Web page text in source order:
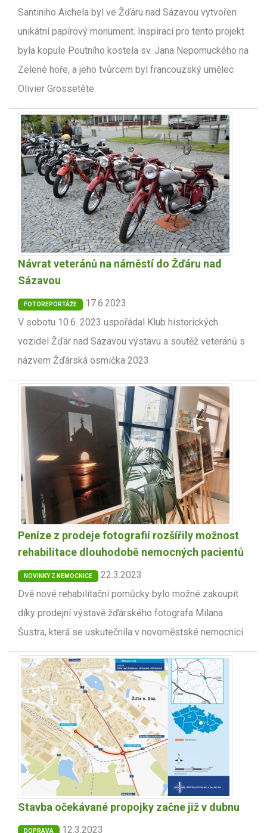
Santiniho Aichela byl ve Žďáru nad Sázavou vytvořen
unikátní papírový monument. Inspirací pro tento projekt
byla kopule Poutního kostela sv. Jana Nepomuckého na
Zelené hoře, a jeho tvůrcem byl francouzský umělec
Olivier Grossetête.
Návrat veteránů na náměstí do Žďáru nad
Sázavou
FOTOREPORTÁŽE
17.6.2023
V sobotu 10.6. 2023 uspořádal Klub historických
vozidel Žďár nad Sázavou výstavu a soutěž veteránů s
názvem Žďárská osmička 2023.
Peníze z prodeje fotografií rozšířily možnost
rehabilitace dlouhodobě nemocných pacientů
NOVINKY Z NEMOCNICE
22.3.2023
Dvě nové rehabilitační pomůcky bylo možné zakoupit
díky prodejní výstavě žďárského fotografa Milana
Šustra, která se uskutečnila v novoměstské nemocnici.
Stavba očekávané propojky začne již v dubnu
DOPRAVA 12.3.2023